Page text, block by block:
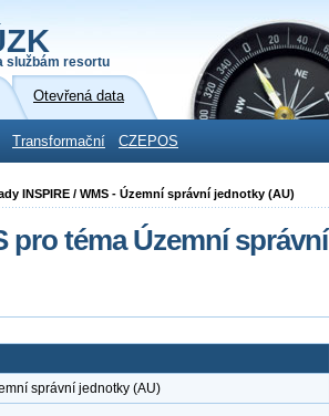
službám resortu
Otevřená data
Transformační CZEPOS
INSPIRE / WMS - Územní správní jednotky (AU)
pro téma Územní správní
správní jednotky (AU)